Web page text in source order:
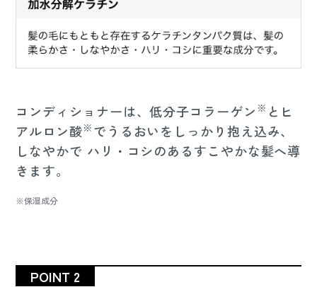
コンディショナーは、低分子コラーゲン ※ とヒ
アルロン酸※ でうるおいをしっかり抱え込み、
しなやかで ハリ・コシのあるすこやかな髪へ導
きます。
※保湿成分
POINT 2